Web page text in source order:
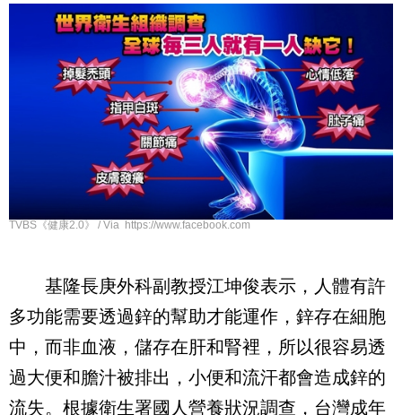
TVBS《健康2.0》 / Via https://www.facebook.com
基隆長庚外科副教授江坤俊表示，人體有許
多功能需要透過鋅的幫助才能運作，鋅存在細胞
中，而非血液，儲存在肝和腎裡，所以很容易透
過大便和膽汁被排出，小便和流汗都會造成鋅的
流失。根據衛生署國人營養狀況調查，台灣成年